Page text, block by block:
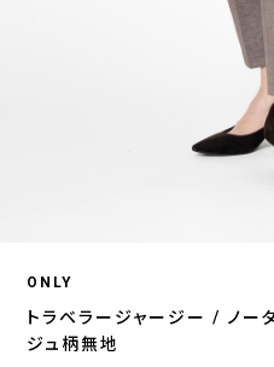
ONLY
トラベラージャージー / ノー
ジュ柄無地